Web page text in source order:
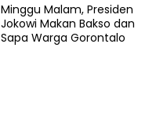
Minggu Malam, Presiden
Jokowi Makan Bakso dan
Sapa Warga Gorontalo